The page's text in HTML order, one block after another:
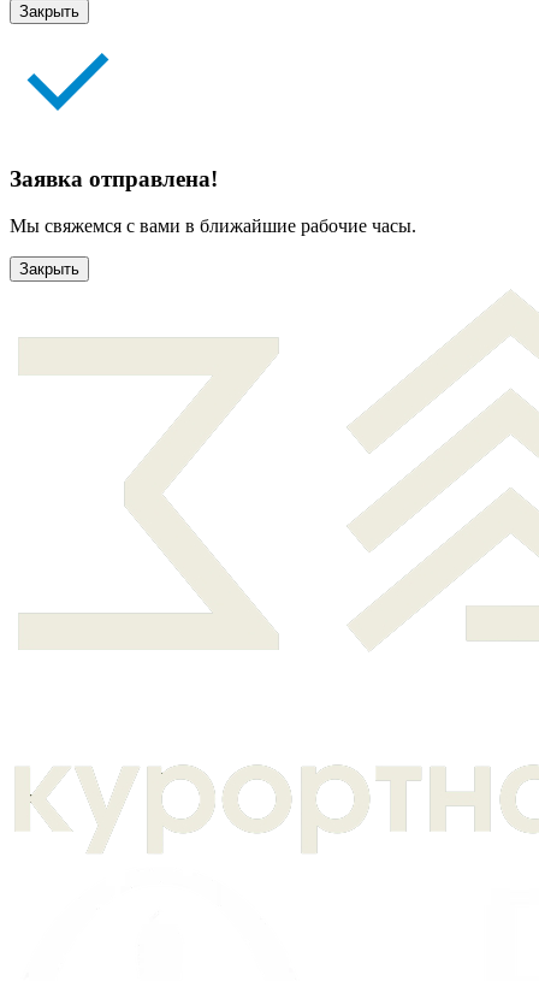
Закрыть
Заявка отправлена!
Мы свяжемся с вами в ближайшие рабочие часы.
Закрыть